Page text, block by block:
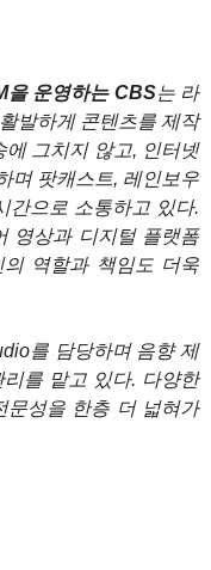
을 운영하는 CBS는 라
발하게 콘텐츠를 제작
그치지 않고, 인터넷
며 팟캐스트, 레인보우
간으로 소통하고 있다.
영상과 디지털 플랫폼
역할과 책임도 더욱
를 담당하며 음향 제
를 맡고 있다. 다양한
문성을 한층 더 넓혀가